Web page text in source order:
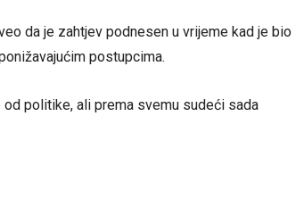
da je zahtjev podnesen u vrijeme kad je bio
postupcima.
od politike, ali prema svemu sudeći sada